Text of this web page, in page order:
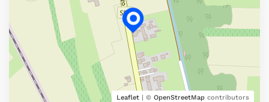
Leaflet | © OpenStreetMap contributors